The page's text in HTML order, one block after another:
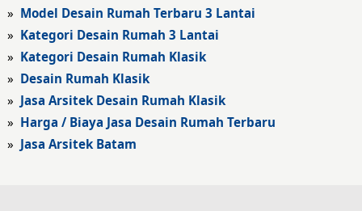
Fasad Rumah Modern
Fasad Kantor
Fasad Hotel
» Model Desain Rumah Terbaru 3 Lantai
» Kategori Desain Rumah 3 Lantai
» Kategori Desain Rumah Klasik
» Desain Rumah Klasik
» Jasa Arsitek Desain Rumah Klasik
» Harga / Biaya Jasa Desain Rumah Terbaru
» Jasa Arsitek Batam